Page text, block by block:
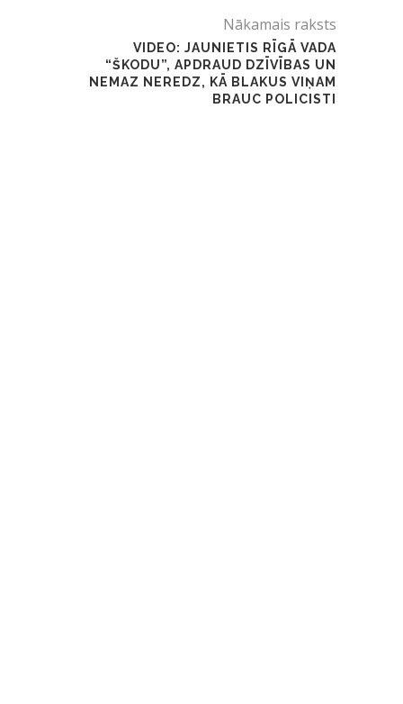
Nākamais raksts
VIDEO: JAUNIETIS RĪGĀ VADA
“ŠKODU”, APDRAUD DZĪVĪBAS UN
NEMAZ NEREDZ, KĀ BLAKUS VIŅAM
BRAUC POLICISTI